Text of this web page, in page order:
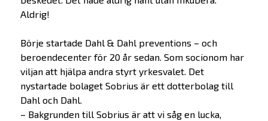
Aldrig!
Börje startade Dahl & Dahl preventions – och
beroendecenter för 20 år sedan. Som socionom har
viljan att hjälpa andra styrt yrkesvalet. Det
nystartade bolaget Sobrius är ett dotterbolag till
Dahl och Dahl.
– Bakgrunden till Sobrius är att vi såg en lucka,